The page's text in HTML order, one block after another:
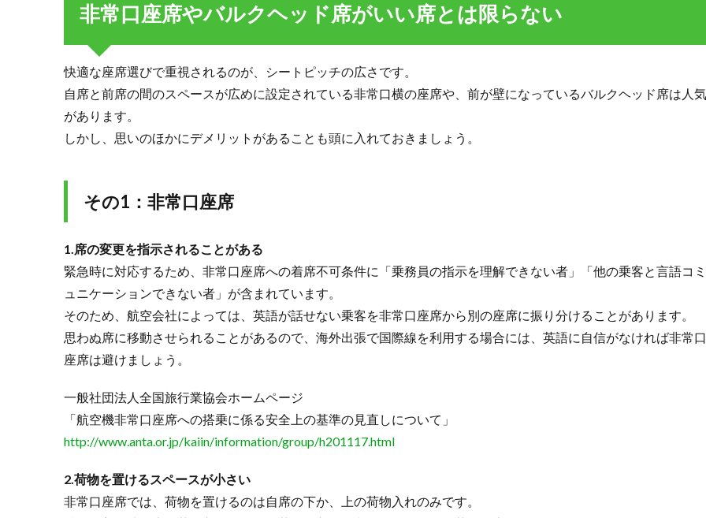
機
内
で
適
に
過
ご
す
ア
テ
ム3
選
3.1.
その
1：耳
栓
その
2：マ
スク
その
3：歯
磨き
非常口座席やバルクヘッド席がいい席とは限らない
快適な座席選びで重視されるのが、シートピッチの広さです。
自席と前席の間のスペースが広めに設定されている非常口横の座席や、前が壁になっているバルクヘッド席は人気
があります。
しかし、思いのほかにデメリットがあることも頭に入れておきましょう。
その1：非常口座席
1.席の変更を指示されることがある
緊急時に対応するため、非常口座席への着席不可条件に「乗務員の指示を理解できない者」「他の乗客と言語コミ
ュニケーションできない者」が含まれています。
そのため、航空会社によっては、英語が話せない乗客を非常口座席から別の座席に振り分けることがあります。
思わぬ席に移動させられることがあるので、海外出張で国際線を利用する場合には、英語に自信がなければ非常口
座席は避けましょう。
一般社団法人全国旅行業協会ホームページ
「航空機非常口座席への搭乗に係る安全上の基準の見直しについて」
http://www.anta.or.jp/kaiin/information/group/h201117.html
2.荷物を置けるスペースが小さい
非常口座席では、荷物を置けるのは自席の下か、上の荷物入れのみです。